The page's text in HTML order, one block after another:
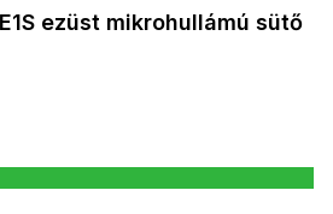
ezüst mikrohullámú sütő